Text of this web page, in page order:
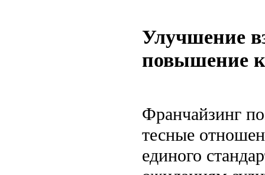
Улучшение
повышение
Франчайзинг
тесные
единого